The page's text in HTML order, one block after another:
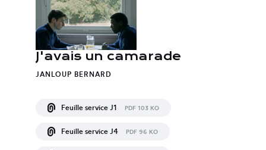
J'avais un camarade
JANLOUP BERNARD
Feuille service J1 PDF 103 KO
Feuille service J4 PDF 96 KO